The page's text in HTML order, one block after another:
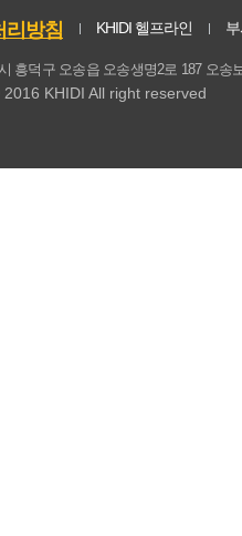
리방침 KHIDI 헬프라인
흥덕구 오송읍 오송생명2로 187 오
KHIDI All right reserved